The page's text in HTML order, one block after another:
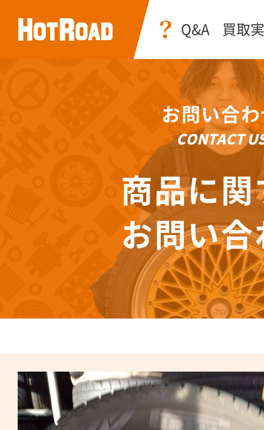
Q&A 買取
お問い合
CONTACT
商品に関
お問い合